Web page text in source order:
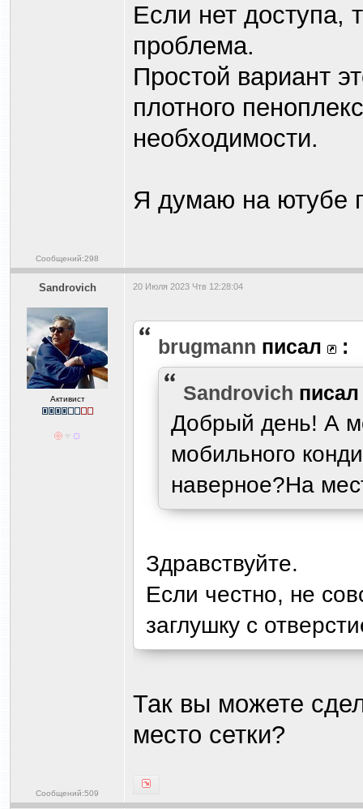
Сообщений:298
Если нет доступа,
проблема.
Простой вариант
плотного
необходимости.
Я думаю на ютубе
Sandrovich
Активист
Сообщений:509
20 Июля 2023 Чтв 12:28:04
brugmann писал :
Sandrovich
Добрый день! А
мобильного
наверное?На
Здравствуйте.
Если честно, не
заглушку с
Так вы можете
место сетки?